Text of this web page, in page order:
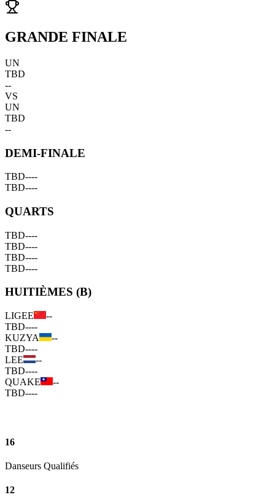
GRANDE FINALE
UN
TBD
--
VS
UN
TBD
--
DEMI-FINALE
TBD----
TBD----
QUARTS
TBD----
TBD----
TBD----
TBD----
HUITIÈMES (B)
LIGEE
--
TBD----
KUZYA
--
TBD----
LEE
--
TBD----
QUAKE
--
TBD----
16
Danseurs Qualifiés
12